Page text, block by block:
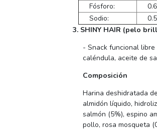
Fósforo:
Sodio:
3. SHINY HAIR (pelo
- Snack funcional
caléndula, aceite de
Composición
Harina deshidratada
almidón líquido,
salmón (5%), espino
pollo, rosa mosqueta